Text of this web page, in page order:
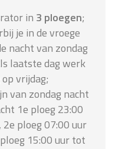
in 3 ploegen;
je in de vroege
nacht van zondag
laatste dag werk
vrijdag;
van zondag nacht
1e ploeg 23:00
ploeg 07:00 uur
15:00 uur tot